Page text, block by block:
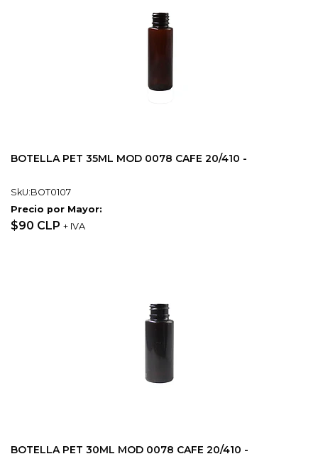
BOTELLA PET 35ML MOD 0078 CAFE 20/410 -
SkU:BOT0107
Precio por Mayor:
$90 CLP + IVA
BOTELLA PET 30ML MOD 0078 CAFE 20/410 -